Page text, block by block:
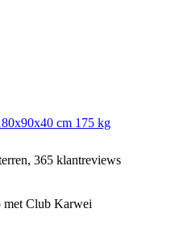
cm 175 kg
365 klantreviews
met Club Karwei